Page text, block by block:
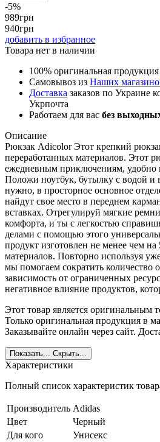
-5%
989грн
940грн
добавить в избранное
Товара нет в наличии
100% оригинальная продукция
Самовывоз из Наших
Доставка заказов по Украине
Укрпочта
Работаем для вас без
Описание
Рюкзак Adicolor Этот крепкий
переработанных материалов. Этот
ежедневным приключениям, удобно
Положи ноутбук, бутылку с водой и
нужно, в просторное основное
найдут свое место в переднем
вставках. Отрегулируй мягкие
комфорта, и ты с легкостью
делами с помощью этого
продукт изготовлен не менее чем
материалов. Повторно используя
мы помогаем сократить количество
зависимость от ограниченных
негативное влияние продуктов,
Этот товар является оригинальным
Только оригинальная продукция в
Заказывайте онлайн через сайт.
Показать... Скрыть...
Характеристики
Полный список характеристик
Производитель Adidas
Цвет
Черный
Для кого
Унисекс